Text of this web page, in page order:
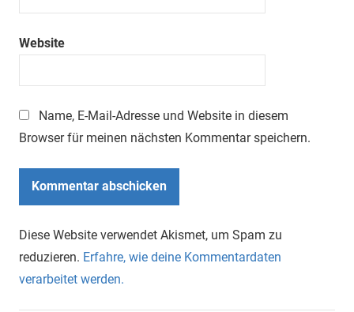
Website
Name, E-Mail-Adresse und Website in diesem
Browser für meinen nächsten Kommentar speichern.
Diese Website verwendet Akismet, um Spam zu
reduzieren. Erfahre, wie deine Kommentardaten
verarbeitet werden.